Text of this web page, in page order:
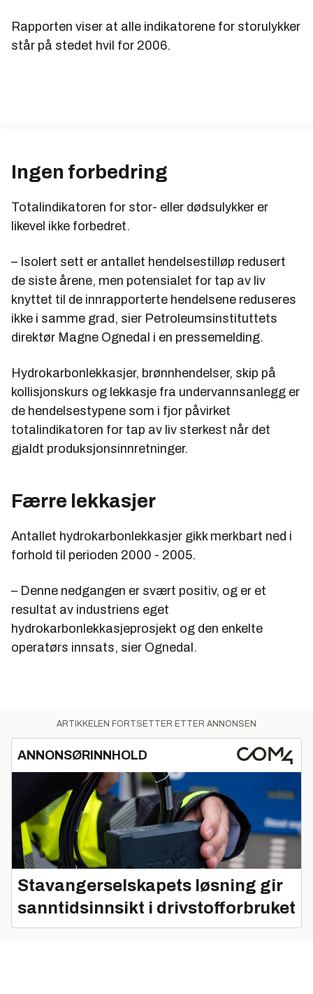
Rapporten viser at alle indikatorene for storulykker
står på stedet hvil for 2006.
Ingen forbedring
Totalindikatoren for stor- eller dødsulykker er
likevel ikke forbedret.
– Isolert sett er antallet hendelsestilløp redusert
de siste årene, men potensialet for tap av liv
knyttet til de innrapporterte hendelsene reduseres
ikke i samme grad, sier Petroleumsinstituttets
direktør Magne Ognedal i en pressemelding.
Hydrokarbonlekkasjer, brønnhendelser, skip på
kollisjonskurs og lekkasje fra undervannsanlegg er
de hendelsestypene som i fjor påvirket
totalindikatoren for tap av liv sterkest når det
gjaldt produksjonsinnretninger.
Færre lekkasjer
Antallet hydrokarbonlekkasjer gikk merkbart ned i
forhold til perioden 2000 - 2005.
– Denne nedgangen er svært positiv, og er et
resultat av industriens eget
hydrokarbonlekkasjeprosjekt og den enkelte
operatørs innsats, sier Ognedal.
ARTIKKELEN FORTSETTER ETTER ANNONSEN
ANNONSØRINNHOLD
Stavangerselskapets løsning gir
sanntidsinnsikt i drivstofforbruket